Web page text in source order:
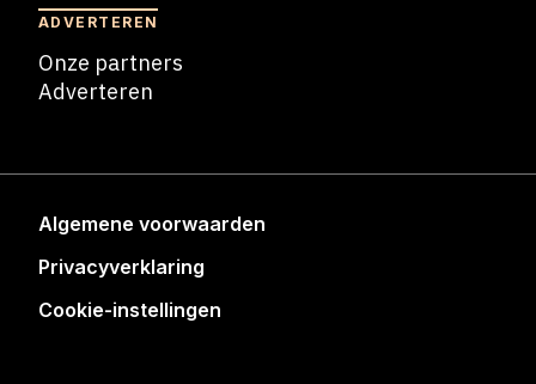
ADVERTEREN
Onze partners
Adverteren
Algemene voorwaarden
Privacyverklaring
Cookie-instellingen